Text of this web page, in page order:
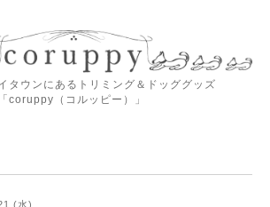
ウンにあるトリミング＆ドッググッズ
「coruppy（コルッピー）」
(水)